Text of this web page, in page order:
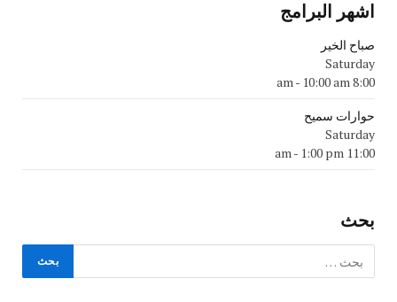
اشهر البرامج
صباح الخير
Saturday
8:00 am
- 10:00 am
حوارات سميح
Saturday
11:00 am
- 1:00 pm
بحث